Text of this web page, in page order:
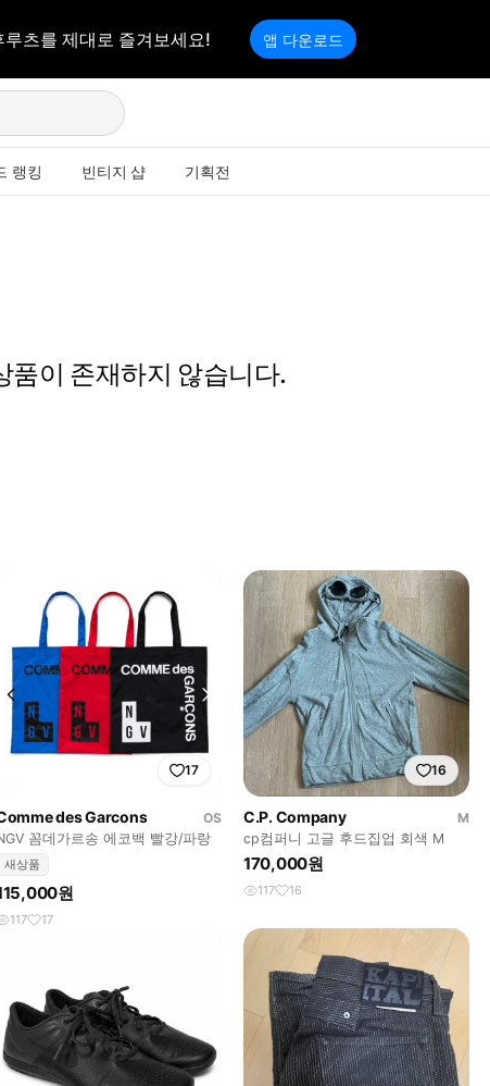
루츠를 제대로 즐겨보세요! 앱 다운로드
랭킹 빈티지 샵 기획전
품이 존재하지 않습니다.
17
des Garcons
OS
꼼데가르송 에코백 빨강/파랑
새상품
원
117 17
16
C.P. Company
M
cp컴퍼니 고글 후드집업 회색 M
170,000원
117 16